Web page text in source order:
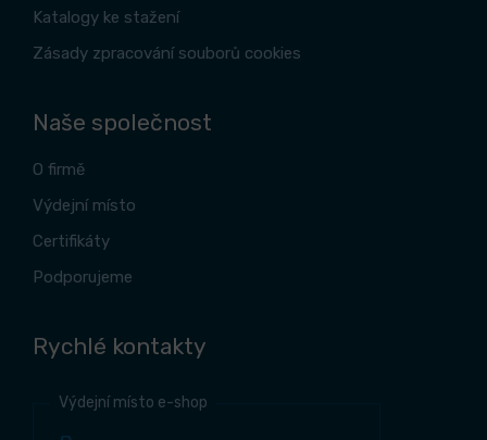
Katalogy ke stažení
Zásady zpracování souborů cookies
Naše společnost
O firmě
Výdejní místo
Certifikáty
Podporujeme
Rychlé kontakty
Výdejní místo e-shop